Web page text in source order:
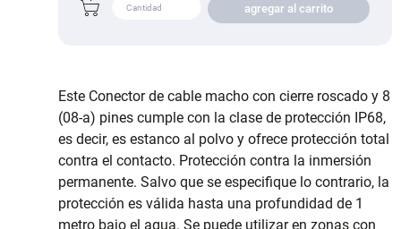
agregar al carrito
Este Conector de cable macho con cierre roscado y 8
(08-a) pines cumple con la clase de protección IP68,
es decir, es estanco al polvo y ofrece protección total
contra el contacto. Protección contra la inmersión
permanente. Salvo que se especifique lo contrario, la
protección es válida hasta una profundidad de 1
metro bajo el agua. Se puede utilizar en zonas con